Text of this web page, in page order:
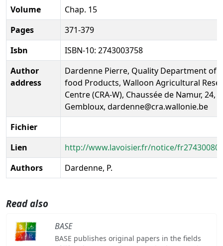
Volume
Chap. 15
Pages
371-379
Isbn
ISBN-10: 2743003758
Author
address
Dardenne Pierre, Quality Department of
food Products, Walloon Agricultural
Centre (CRA-W), Chaussée de Namur, 24,
Gembloux, dardenne@cra.wallonie.be
Fichier
Lien
http://www.lavoisier.fr/notice/
Authors
Dardenne, P.
Read also
BASE
BASE publishes original papers in the fields